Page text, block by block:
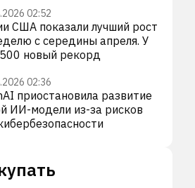
02:52
США показали лучший рост
с середины апреля. У
новый рекорд
02:36
приостановила развитие
ИИ-модели из-за рисков